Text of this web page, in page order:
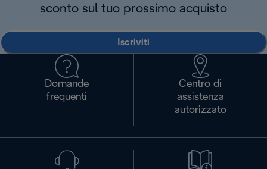
sconto sul tuo prossimo acquisto
Iscriviti
Domande
frequenti
Centro di
assistenza
autorizzato